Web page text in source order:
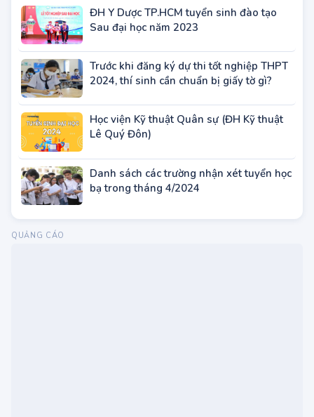
Cao đẳng & Trung cấp
Sơ cấp
Đào tạo Dạy nghề
ĐƯỢC QUAN TÂM
nghiệp THPT 2025 (tham khảo)
Sau đại học năm 2023